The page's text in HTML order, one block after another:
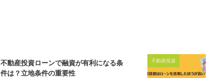
不動産投資ローンで融資が有利になる条
件は？立地条件の重要性
不動産投資